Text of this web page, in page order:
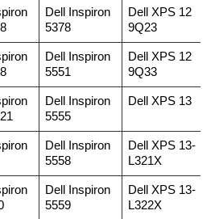
Dell Inspiron
5378
Dell XPS 12
9Q23
Dell Inspiron
5551
Dell XPS 12
9Q33
Dell Inspiron
5555
Dell XPS 13
Dell Inspiron
5558
Dell XPS 13-
L321X
Dell Inspiron
5559
Dell XPS 13-
L322X